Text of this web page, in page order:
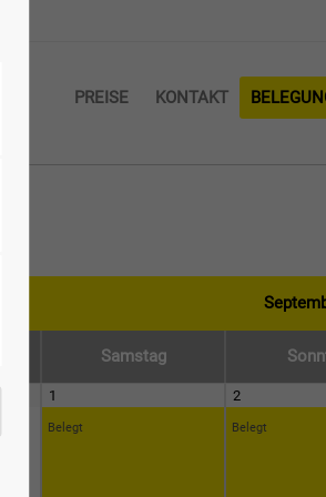
Lorem ipsum dolor sit amet,
quam felis, ultricies nec.
PREISE KONTAKT
Samstag So
1
Belegt
2
Belegt